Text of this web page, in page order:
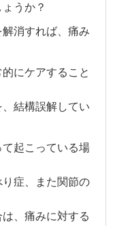
うか？
消すれば、痛み
にケアすること
結構誤解してい
起こっている場
症、また関節の
、痛みに対する